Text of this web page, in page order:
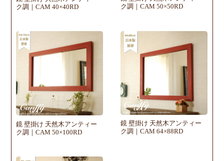
ク調｜CAM 40×40RD
ク調｜CAM 50×50RD
鏡 壁掛け 天然木アンティー
ク調｜CAM 50×100RD
鏡 壁掛け 天然木アンティー
ク調｜CAM 64×88RD